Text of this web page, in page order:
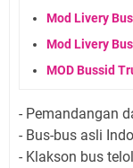
Mod Livery
Mod Livery
MOD Bussid
- Pemandangan
- Bus-bus asli
- Klakson bus